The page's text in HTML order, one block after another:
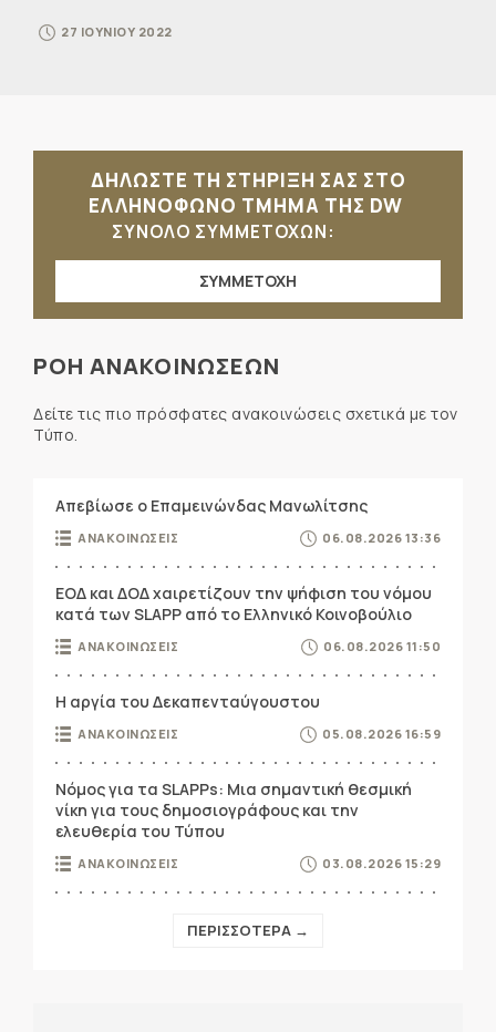
27 ΙΟΥΝΙΟΥ 2022
ΔΗΛΩΣΤΕ ΤΗ ΣΤΗΡΙΞΗ ΣΑΣ ΣΤΟ
ΕΛΛΗΝΟΦΩΝΟ ΤΜΗΜΑ ΤΗΣ DW
ΣΥΝΟΛΟ ΣΥΜΜΕΤΟΧΩΝ:
ΣΥΜΜΕΤΟΧΗ
ΡΟΗ ΑΝΑΚΟΙΝΩΣΕΩΝ
Δείτε τις πιο πρόσφατες ανακοινώσεις σχετικά με τον
Τύπο.
Απεβίωσε ο Επαμεινώνδας Μανωλίτσης
ΑΝΑΚΟΙΝΩΣΕΙΣ 06.08.2026 13:36
ΕΟΔ και ΔΟΔ χαιρετίζουν την ψήφιση του νόμου
κατά των SLAPP από το Ελληνικό Κοινοβούλιο
ΑΝΑΚΟΙΝΩΣΕΙΣ 06.08.2026 11:50
Η αργία του Δεκαπενταύγουστου
ΑΝΑΚΟΙΝΩΣΕΙΣ 05.08.2026 16:59
Νόμος για τα SLAPPs: Μια σημαντική θεσμική
νίκη για τους δημοσιογράφους και την
ελευθερία του Τύπου
ΑΝΑΚΟΙΝΩΣΕΙΣ 03.08.2026 15:29
ΠΕΡΙΣΣΟΤΕΡΑ →